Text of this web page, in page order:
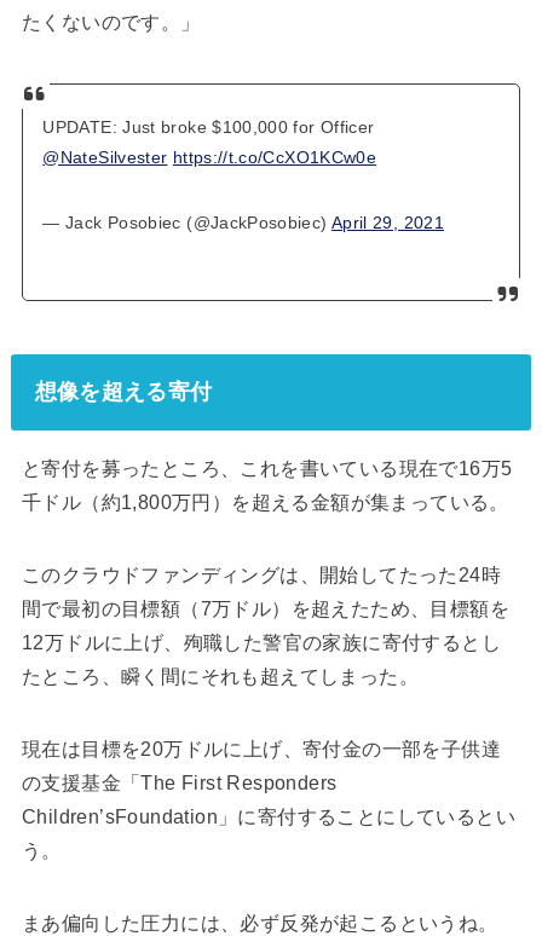
たくないのです。」
UPDATE: Just broke $100,000 for Officer
@NateSilvester https://t.co/CcXO1KCw0e
— Jack Posobiec (@JackPosobiec) April 29, 2021
想像を超える寄付
と寄付を募ったところ、これを書いている現在で16万5
千ドル（約1,800万円）を超える金額が集まっている。
このクラウドファンディングは、開始してたった24時
間で最初の目標額（7万ドル）を超えたため、目標額を
12万ドルに上げ、殉職した警官の家族に寄付するとし
たところ、瞬く間にそれも超えてしまった。
現在は目標を20万ドルに上げ、寄付金の一部を子供達
の支援基金「The First Responders
Children’sFoundation」に寄付することにしているとい
う。
まあ偏向した圧力には、必ず反発が起こるというね。